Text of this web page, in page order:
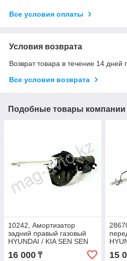
Все условия оплаты
Условия возврата
Возврат товара в течение 14 дней
Все условия возврата
Подобные товары компании
10242, Амортизатор
задний правый газовый
HYUNDAI / KIA SEN SEN
(Тайвань) 55361-2E200
16 000 ₸ 15